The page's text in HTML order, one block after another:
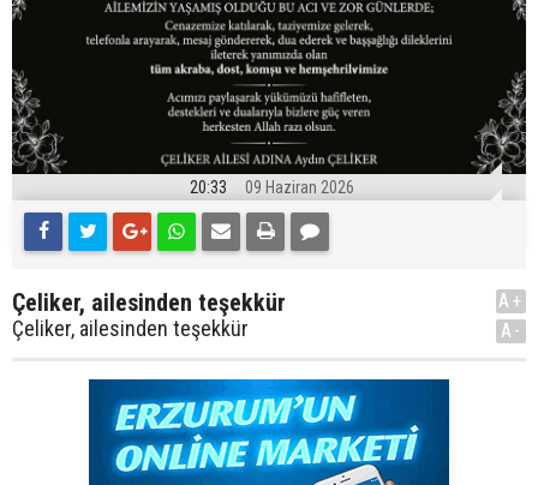
20:33 09 Haziran 2026
Çeliker, ailesinden teşekkür
Çeliker, ailesinden teşekkür
A+
A-